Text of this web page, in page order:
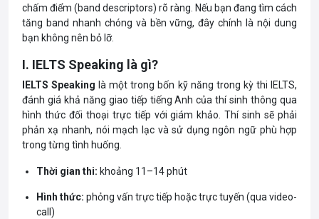
chấm điểm (band descriptors) rõ ràng. Nếu bạn đang tìm cách
tăng band nhanh chóng và bền vững, đây chính là nội dung
bạn không nên bỏ lỡ.
I. IELTS Speaking là gì?
IELTS Speaking là một trong bốn kỹ năng trong kỳ thi IELTS,
đánh giá khả năng giao tiếp tiếng Anh của thí sinh thông qua
hình thức đối thoại trực tiếp với giám khảo. Thí sinh sẽ phải
phản xạ nhanh, nói mạch lạc và sử dụng ngôn ngữ phù hợp
trong từng tình huống.
Thời gian thi: khoảng 11–14 phút
Hình thức: phỏng vấn trực tiếp hoặc trực tuyến (qua video-
call)